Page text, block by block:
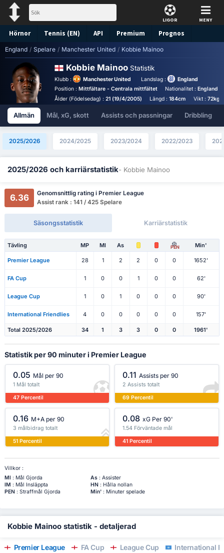
LIGOR MENY
Hörnor Tennis (EN) API Premium Prognos
England / Spelare / Manchester United / Kobbie Mainoo
Kobbie Mainoo Statistik
Klubb : Manchester United Landslag :
England
Position : Mittfältare - Centrala mittfältet Nationalitet :England
Ålder (Födelsedag) : 21 (19/4/2005) Längd :184cm Vikt : 72kg
Allmän Mål, xG, skott Assists och passningar Dribbling
2025/2026 2024/2025 2023/2024 2022/2023
2025/2026 och karriärstatistik- Kobbie Mainoo
6.36
Genomsnittlig rating i Premier League
Assist rank : 141 / 425 Spelare
Säsongsstatistik Karriärstatistik
Tävling MP Ml As PEN Min'
Premier League 28 1 2 2 0 0 1652'
FA Cup 1 0 0 1 0 0 62'
League Cup 1 0 1 0 0 0 90'
International Friendlies 4 0 0 0 0 0 157'
Total 2025/2026 34 1 3 3 0 0 1961'
Statistik per 90 minuter i Premier League
0.05 Mål per 90
1 Mål totalt
47 Percentil
0.11 Assists per 90
2 Assists totalt
69 Percentil
0.16 M+A per 90
3 målbidrag totalt
51 Percentil
0.08 xG Per 90'
1.54 Förväntade mål
41 Percentil
Villkor :
Ml : Mål Gjorda As: Assister
IM : Mål Insläppta HN: Hålla nollan
PEN: Straffmål Gjorda Min': Minuter spelade
Kobbie Mainoo statistik - detaljerad
Premier League FA Cup League Cup International